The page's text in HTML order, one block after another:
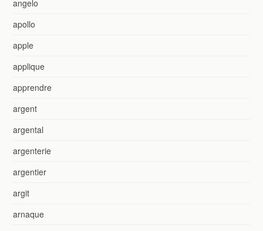
angelo
apollo
apple
applique
apprendre
argent
argental
argenterie
argentier
argit
arnaque